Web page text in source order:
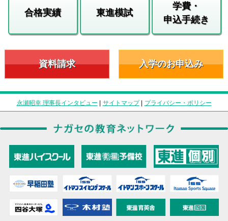
合格実績 東進模試
学費・
申込手続き
資料請求 入学のお申込み
永瀬昭幸 理事長インタビュー | サイトマップ| プライバシー・ポリシー